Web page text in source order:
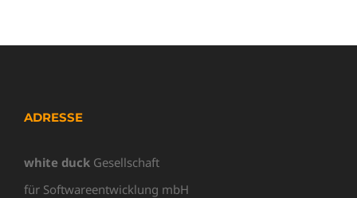
ADRESSE
white duck Gesellschaft
für Softwareentwicklung mbH